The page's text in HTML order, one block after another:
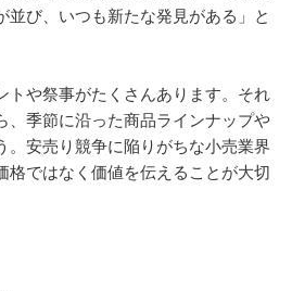
並び、いつも新たな発見がある」と
トや祭事がたくさんあります。それ
、季節に沿った商品ラインナップや
。安売り競争に陥りがちな小売業界
格ではなく価値を伝えることが大切